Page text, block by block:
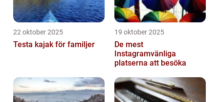
22 oktober 2025
Testa kajak för familjer
19 oktober 2025
De mest
Instagramvänliga
platserna att besöka